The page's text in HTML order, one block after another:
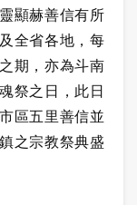
顯赫善信有所
全省各地，每
期，亦為斗南
祭之日，此日
區五里善信並
之宗教祭典盛